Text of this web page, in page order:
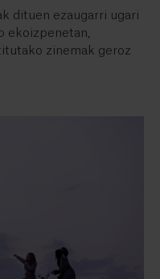
dituen ezaugarri ugari
ekoizpenetan,
zinemak geroz